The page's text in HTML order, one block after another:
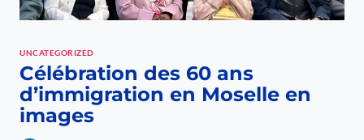
UNCATEGORIZED
Célébration des 60 ans
d’immigration en Moselle en
images